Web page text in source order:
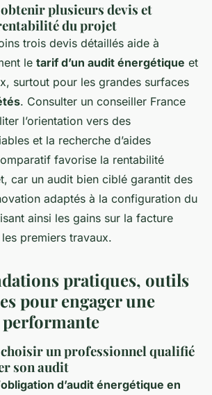
plusieurs devis et
du projet
trois devis détaillés aide à
le tarif d’un audit énergétique et
surtout pour les grandes surfaces
. Consulter un conseiller France
l’orientation vers des
et la recherche d’aides
favorise la rentabilité
car un audit bien ciblé garantit des
adaptés à la configuration du
ainsi les gains sur la facture
premiers travaux.
pratiques, outils
pour engager une
un professionnel qualifié
son audit
obligation d’audit énergétique en